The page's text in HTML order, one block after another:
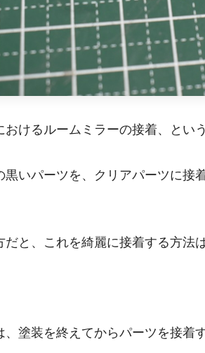
けるルームミラーの接着、とい
黒いパーツを、クリアパーツに接
と、これを綺麗に接着する方法
、塗装を終えてからパーツを接着